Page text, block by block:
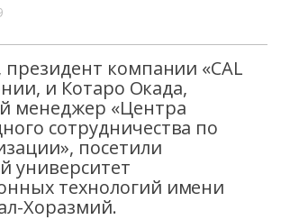
компании «CAL
и Котаро Окада,
менеджер «Центра
сотрудничества по
посетили
университет
технологий имени
Хоразмий.